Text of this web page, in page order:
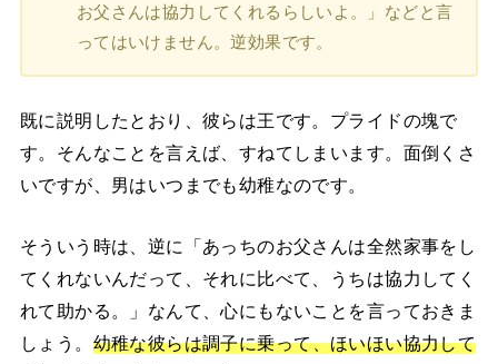
お父さんは協力してくれるらしいよ。」などと言
ってはいけません。逆効果です。
既に説明したとおり、彼らは王です。プライドの塊で
す。そんなことを言えば、すねてしまいます。面倒くさ
いですが、男はいつまでも幼稚なのです。
そういう時は、逆に「あっちのお父さんは全然家事をし
てくれないんだって、それに比べて、うちは協力してく
れて助かる。」なんて、心にもないことを言っておきま
しょう。 幼稚な彼らは調子に乗って、ほいほい協力して